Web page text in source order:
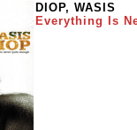
DIOP, WASIS
Everything Is